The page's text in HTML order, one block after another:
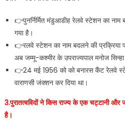
👉पुनर्निर्मित मंडुआडीह रेलवे स्टेशन का
गया है।
👉रलवे स्टेशन का नाम बदलने की प्रक्रिया
अब जम्मू-कश्मीर के उपराज्यपाल मनोज
👉24 मई 1956 को को बनारस कैंट रेलवे
वाराणसी जंक्शन कर दिया था।
3.पुरातत्वविदों ने किस राज्य के एक चट्टानी और
है।